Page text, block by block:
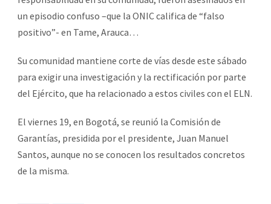
un episodio confuso –que la ONIC califica de “falso
positivo”- en Tame, Arauca…
Su comunidad mantiene corte de vías desde este sábado
para exigir una investigación y la rectificación por parte
del Ejército, que ha relacionado a estos civiles con el ELN.
El viernes 19, en Bogotá, se reunió la Comisión de
Garantías, presidida por el presidente, Juan Manuel
Santos, aunque no se conocen los resultados concretos
de la misma.